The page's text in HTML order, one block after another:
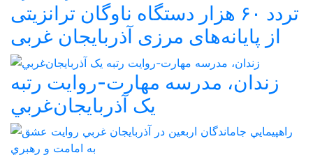
تردد ۶۰ هزار دستگاه ناوگان ترانزیتی
از پایانه‌های مرزی آذربایجان ‌غربی
زندان، مدرسه مهارت-روايت رتبه
يک آذربايجان‌غربي